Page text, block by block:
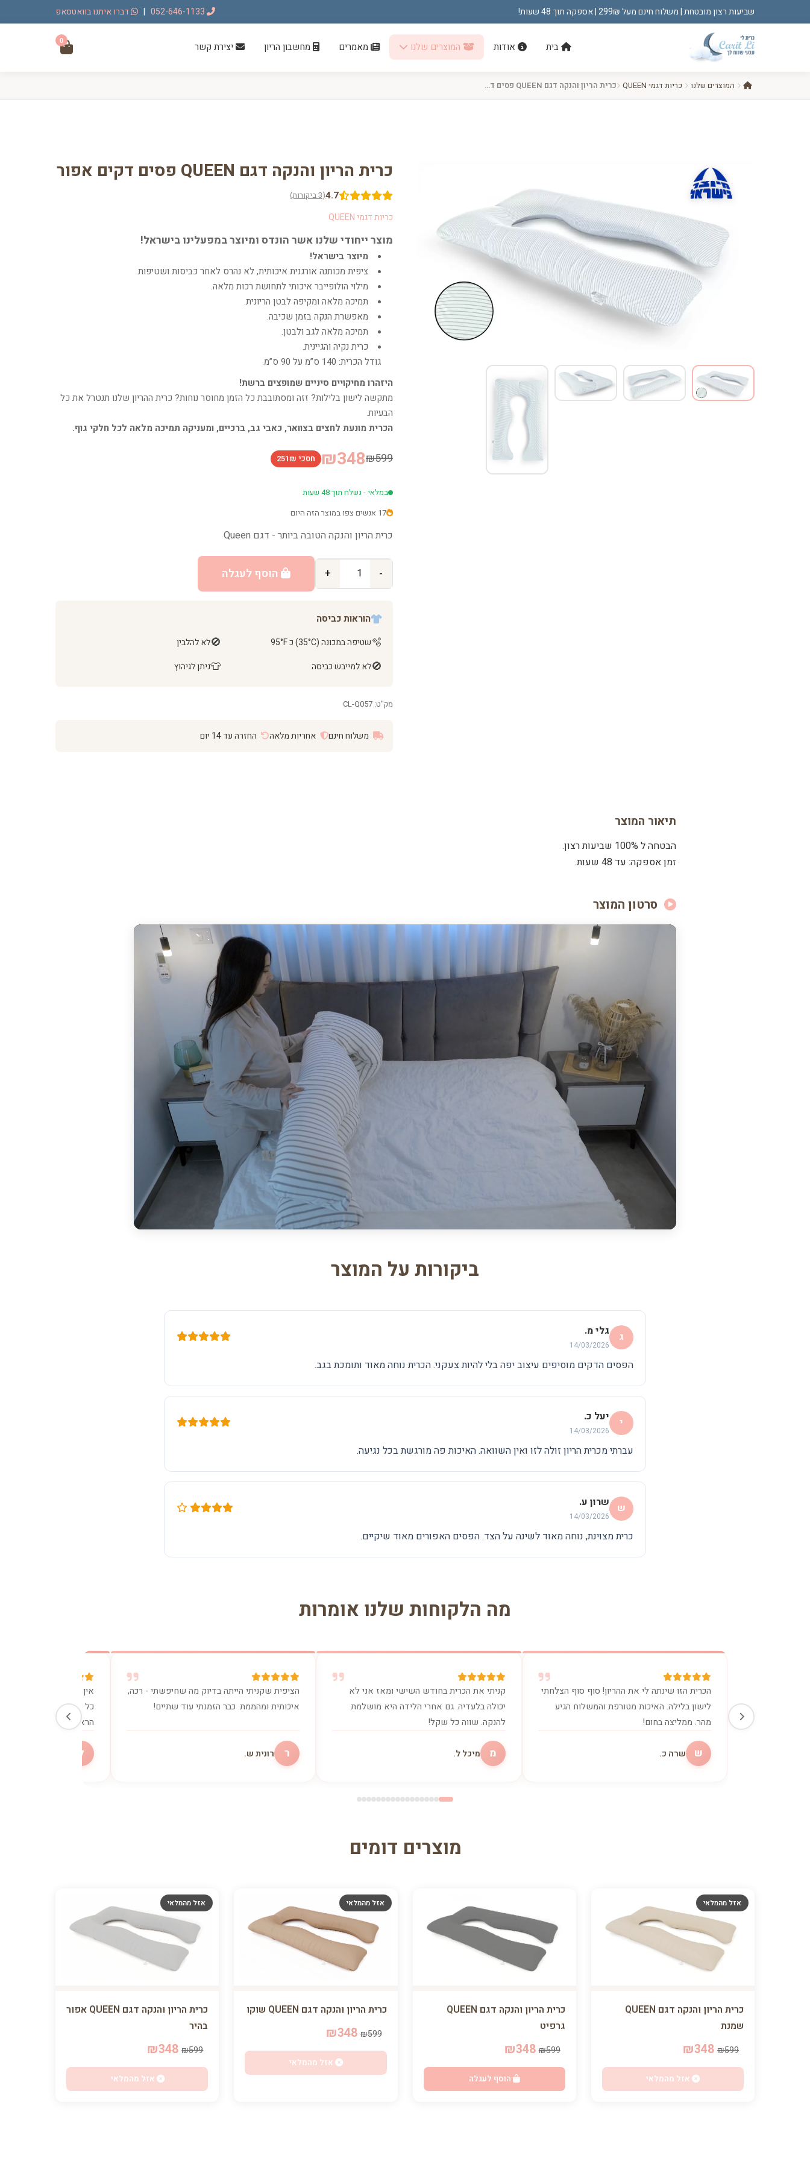
שביעות רצון מובטחת | משלוח חינם מעל 299₪ | אספקה תוך 48 שעות! | דברו איתנו בוואטסאפ
בית אודות המוצרים שלנו מאמרים מחשבון הריון יצירת קשר
0
המוצרים שלנו כריות דגמי QUEEN כרית הריון והנקה דגם QUEEN פסים דקים אפור
כרית הריון והנקה דגם QUEEN פסים דקים אפור
4.7(3 ביקורות)
כריות דגמי QUEEN
מוצר ייחודי שלנו אשר הונדס ומיוצר במפעלינו בישראל!
מיוצר בישראל!
ציפית מכותנה אורגנית איכותית, לא נהרס לאחר כביסות ושטיפות.
מילוי הולופייבר איכותי לתחושת רכות מלאה.
תמיכה מלאה ומקיפה לבטן הריונית.
מאפשרת הנקה בזמן שכיבה.
תמיכה מלאה לגב ולבטן.
כרית נקיה והגיינית.
גודל הכרית: 140 ס”מ על 90 ס”מ.
היזהרו מחיקויים סיניים שמופצים ברשת!
מתקשה לישון בלילות? זזה ומסתובבת כל הזמן מחוסר נוחות? כרית ההריון שלנו תנטרל את כל
הבעיות.
הכרית מונעת לחצים בצוואר, כאבי גב, ברכיים, ומעניקה תמיכה מלאה לכל חלקי גוף.
₪599
₪348 חסכי 251₪
במלאי - נשלח תוך 48 שעות
17 אנשים צפו במוצר הזה היום
כרית הריון והנקה הטובה ביותר - דגם Queen
-
+ הוסף לעגלה
הוראות כביסה
🫧שטיפה במכונה (35°C) כ 95°F 🚫לא להלבין
🚫לא למייבש כביסה 👕ניתן לגיהוץ
מק"ט: CL-Q057
משלוח חינם אחריות מלאה החזרה עד 14 יום
תיאור המוצר
הבטחה ל 100% שביעות רצון.
זמן אספקה: עד 48 שעות.
סרטון המוצר
ביקורות על המוצר
ג גלי מ.
14/03/2026
הפסים הדקים מוסיפים עיצוב יפה בלי להיות צעקני. הכרית נוחה מאוד ותומכת בגב.
י יעל כ.
14/03/2026
עברתי מכרית הריון זולה לזו ואין השוואה. האיכות פה מורגשת בכל נגיעה.
ש שרון ע.
14/03/2026
כרית מצוינת, נוחה מאוד לשינה על הצד. הפסים האפורים מאוד שיקיים.
מה הלקוחות שלנו אומרות
הכרית הזו שינתה לי את ההריון! סוף סוף הצלחתי
לישון בלילה. האיכות מטורפת והמשלוח הגיע
מהר. ממליצה בחום!
ש שרה כ.
קניתי את הכרית בחודש השישי ומאז אני לא
יכולה בלעדיה. גם אחרי הלידה היא מושלמת
להנקה. שווה כל שקל!
מ מיכל ל.
הציפית שקניתי הייתה בדיוק מה שחיפשתי - רכה,
איכותית ומהממת. כבר הזמנתי עוד שתיים!
ר רונית ש.
אין מילים. הכרית נתנה
כל כך היה צריך. ישנתי
הראשון.
ל
מוצרים דומים
אזל מהמלאי
כרית הריון והנקה דגם QUEEN
שמנת
₪599
אזל מהמלאי
כרית הריון והנקה דגם QUEEN
גרפיט
₪599
₪348
הוסף לעגלה
אזל מהמלאי
כרית הריון והנקה דגם QUEEN שוקו
₪599
₪348
אזל מהמלאי
אזל מהמלאי
כרית הריון והנקה דגם QUEEN אפור
בהיר
₪599
₪348
אזל מהמלאי